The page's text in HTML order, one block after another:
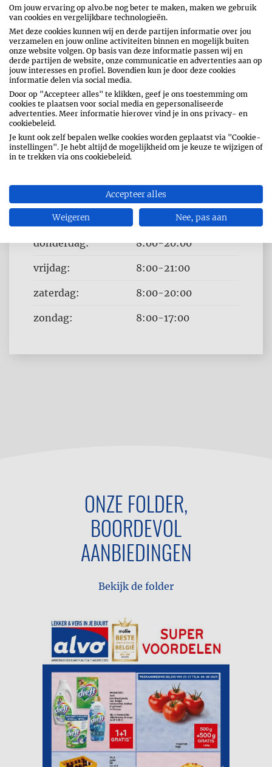
OPENINGSUREN
Dag
Time
8:00-20:00
woensdag: 8:00-20:00
donderdag: 8:00-20:00
vrijdag: 8:00-21:00
zaterdag: 8:00-20:00
zondag: 8:00-17:00
ONZE FOLDER,
BOORDEVOL
AANBIEDINGEN
Bekijk de folder
Om jouw ervaring op alvo.be nog beter te maken, maken we gebruik
van cookies en vergelijkbare technologieën.
Met deze cookies kunnen wij en derde partijen informatie over jou
verzamelen en jouw online activiteiten binnen en mogelijk buiten
onze website volgen. Op basis van deze informatie passen wij en
derde partijen de website, onze communicatie en advertenties aan op
jouw interesses en profiel. Bovendien kun je door deze cookies
informatie delen via social media.
Door op "Accepteer alles" te klikken, geef je ons toestemming om
cookies te plaatsen voor social media en gepersonaliseerde
advertenties. Meer informatie hierover vind je in ons privacy- en
cookiebeleid.
Je kunt ook zelf bepalen welke cookies worden geplaatst via "Cookie-
instellingen". Je hebt altijd de mogelijkheid om je keuze te wijzigen of
in te trekken via ons cookiebeleid.
Accepteer alles
Weigeren Nee, pas aan